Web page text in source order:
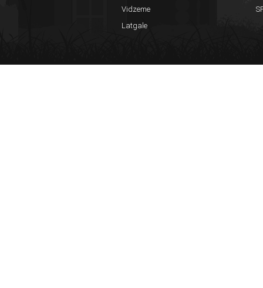
Vidzeme
Latgale